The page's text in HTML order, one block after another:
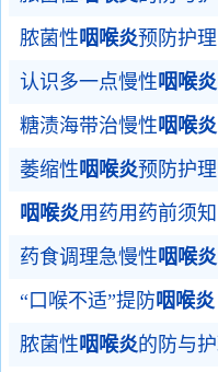
脓菌性咽喉炎预防护理
认识多一点慢性咽喉炎
糖渍海带治慢性咽喉炎
萎缩性咽喉炎预防护理
咽喉炎用药用药前须知
药食调理急慢性咽喉炎
“口喉不适”提防咽喉炎
脓菌性咽喉炎的防与